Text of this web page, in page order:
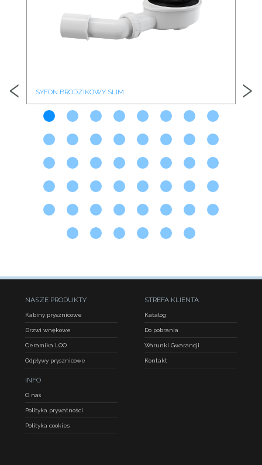
SYFON BRODZIKOWY SLIM
‹ ›
NASZE PRODUKTY
Kabiny prysznicowe
Drzwi wnękowe
Ceramika LOO
Odpływy prysznicowe
STREFA KLIENTA
Katalog
Do pobrania
Warunki Gwarancji
Kontakt
INFO
O nas
Polityka prywatności
Polityka cookies